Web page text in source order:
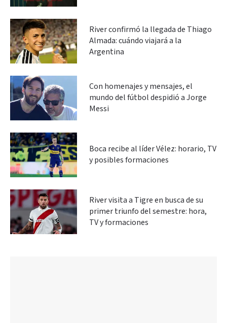
River confirmó la llegada de Thiago
Almada: cuándo viajará a la
Argentina
Con homenajes y mensajes, el
mundo del fútbol despidió a Jorge
Messi
Boca recibe al líder Vélez: horario, TV
y posibles formaciones
River visita a Tigre en busca de su
primer triunfo del semestre: hora,
TV y formaciones